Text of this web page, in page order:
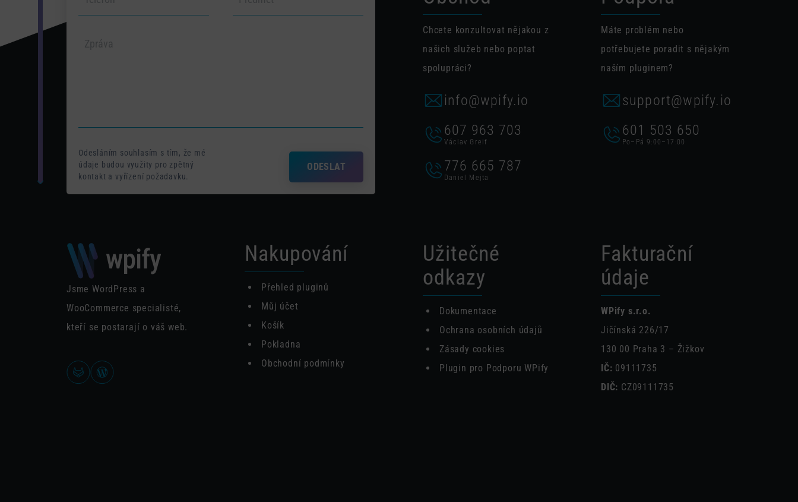
Odesláním souhlasím s tím, že mé
údaje budou využity pro zpětný
kontakt a vyřízení požadavku.
ODESLAT
Chcete konzultovat nějakou z
našich služeb nebo poptat
spolupráci?
info@wpify.io
607 963 703
Václav Greif
776 665 787
Daniel Mejta
Máte problém nebo
potřebujete poradit s nějakým
naším pluginem?
support@wpify.io
601 503 650
Po–Pá 9:00–17:00
Jsme WordPress a
WooCommerce specialisté,
kteří se postarají o váš web.
Nakupování
Přehled pluginů
Můj účet
Košík
Pokladna
Obchodní podmínky
Užitečné
odkazy
Dokumentace
Ochrana osobních údajů
Zásady cookies
Plugin pro Podporu WPify
Fakturační
údaje
WPify s.r.o.
Jičínská 226/17
130 00 Praha 3 – Žižkov
IČ: 09111735
DIČ: CZ09111735